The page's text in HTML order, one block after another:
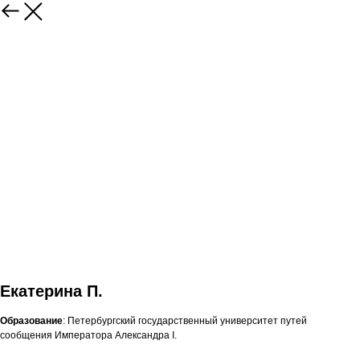
Екатерина П.
Образование: Петербургский государственный университет путей
сообщения Императора Александра I.